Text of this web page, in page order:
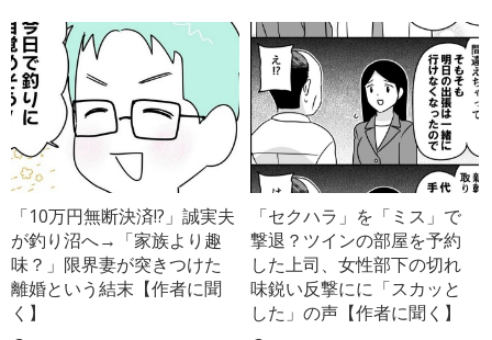
「10万円無断決済!?」誠実夫
が釣り沼へ→「家族より趣
味？」限界妻が突きつけた
離婚という結末【作者に聞
く】
「セクハラ」を「ミス」で
撃退？ツインの部屋を予約
した上司、女性部下の切れ
味鋭い反撃にに「スカッと
した」の声【作者に聞く】